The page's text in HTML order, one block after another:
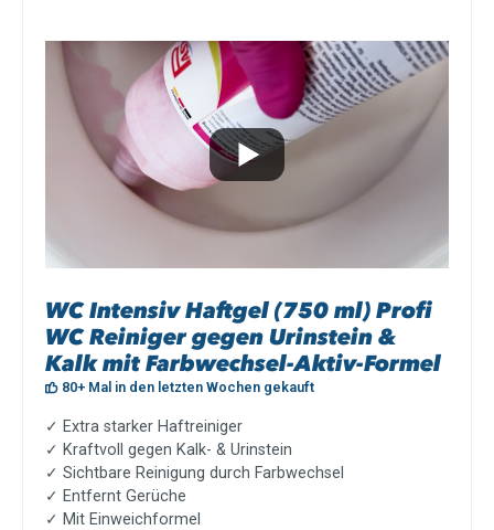
WC Intensiv Haftgel (750 ml) Profi
WC Reiniger gegen Urinstein &
Kalk mit Farbwechsel-Aktiv-Formel
80+ Mal in den letzten Wochen gekauft
✓ Extra starker Haftreiniger
✓ Kraftvoll gegen Kalk- & Urinstein
✓ Sichtbare Reinigung durch Farbwechsel
✓ Entfernt Gerüche
✓ Mit Einweichformel